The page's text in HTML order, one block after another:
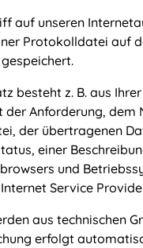
auf unseren
Protokolldatei auf
besteht z. B. aus
der Anforderung, dem
der übertragenen
einer
und
Service
aus technischen
erfolgt